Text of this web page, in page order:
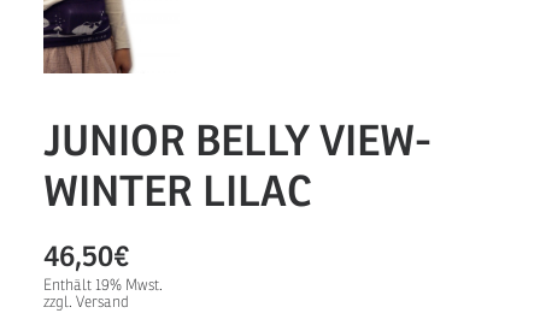
JUNIOR BELLY VIEW-
WINTER LILAC
46,50€
Enthält 19% Mwst.
zzgl. Versand